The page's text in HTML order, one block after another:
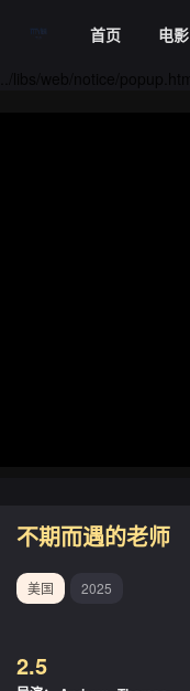
首页 电影
不期而遇的老师
美国 2025
2.5